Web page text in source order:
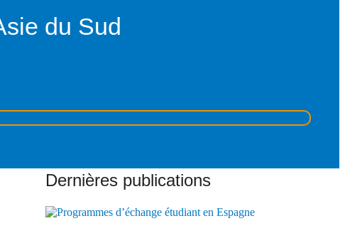
du Sud
Dernières publications